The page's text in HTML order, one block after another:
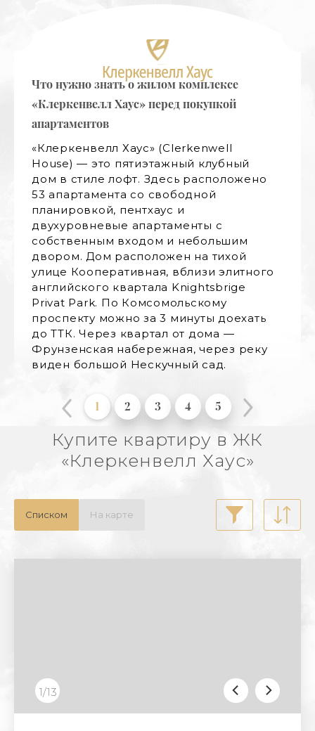
Что нужно знать о жилом комплексе
«Клеркенвелл Хаус» перед покупкой
апартаментов
«Клеркенвелл Хаус» (Clerkenwell
House) — это пятиэтажный клубный
дом в стиле лофт. Здесь расположено
53 апартамента со свободной
планировкой, пентхаус и
двухуровневые апартаменты с
собственным входом и небольшим
двором. Дом расположен на тихой
улице Кооперативная, вблизи элитного
английского квартала Knightsbrige
Privat Park. По Комсомольскому
проспекту можно за 3 минуты доехать
до ТТК. Через квартал от дома —
Фрунзенская набережная, через реку
виден большой Нескучный сад.
1 2 3 4 5
Купите квартиру в ЖК
«Клеркенвелл Хаус»
Списком На карте
1/13